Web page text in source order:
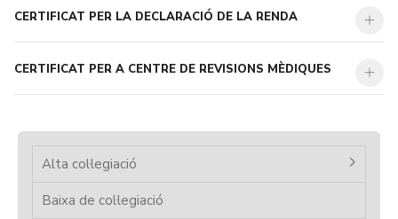
CERTIFICAT PER LA DECLARACIÓ DE LA RENDA
CERTIFICAT PER A CENTRE DE REVISIONS MÈDIQUES
Alta col·legiació
Baixa de col·legiació